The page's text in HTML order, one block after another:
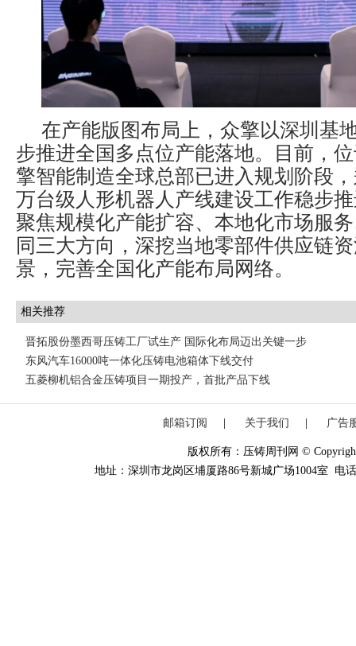
在产能版图布局上，众擎以深圳基
步推进全国多点位产能落地。目前，
擎智能制造全球总部已进入规划阶段
万台级人形机器人产线建设工作稳步
聚焦规模化产能扩容、本地化市场服
同三大方向，深挖当地零部件供应链
景，完善全国化产能布局网络。
相关推荐
晋拓股份墨西哥压铸工厂试生产 国际化布局迈出关键一步
东风汽车16000吨一体化压铸电池箱体下线交付
五菱柳机铝合金压铸项目一期投产，首批产品下线
邮箱订阅 关于我们 广告
版权所有：压铸周刊网 ©
地址：深圳市龙岗区埔厦路86号新城广场1004室 电